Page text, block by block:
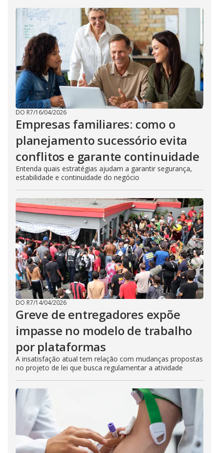
DO R7/16/04/2026
Empresas familiares: como o
planejamento sucessório evita
conflitos e garante continuidade
Entenda quais estratégias ajudam a garantir segurança,
estabilidade e continuidade do negócio
DO R7/14/04/2026
Greve de entregadores expõe
impasse no modelo de trabalho
por plataformas
A insatisfação atual tem relação com mudanças propostas
no projeto de lei que busca regulamentar a atividade